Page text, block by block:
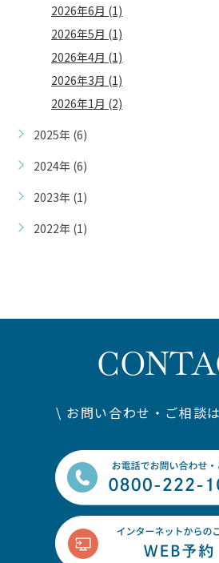
2026年6月 (1)
2026年5月 (1)
2026年4月 (1)
2026年3月 (1)
2026年1月 (2)
2025年 (6)
2024年 (6)
2023年 (1)
2022年 (1)
\ お問い合わせ・ご相談